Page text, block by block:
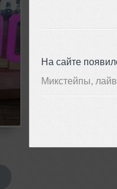
На сайте
Микстейпы,